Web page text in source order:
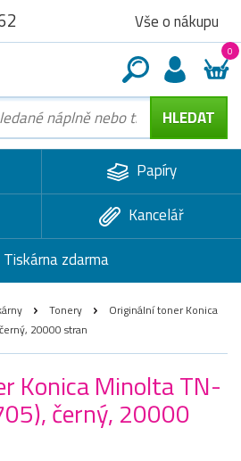
Vše o nákupu
0
Papíry
Kancelář
Tiskárna zdarma
Tonery
Originální toner Konica
20000 stran
Konica Minolta TN-
černý, 20000